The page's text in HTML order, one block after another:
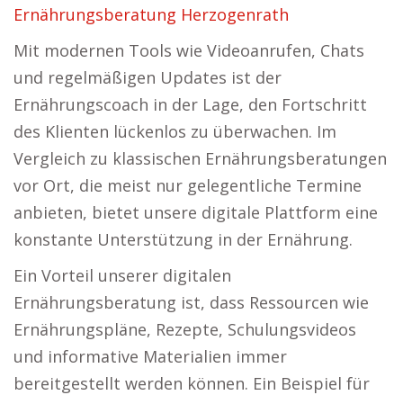
Ernährungsberatung Herzogenrath
Mit modernen Tools wie Videoanrufen, Chats
und regelmäßigen Updates ist der
Ernährungscoach in der Lage, den Fortschritt
des Klienten lückenlos zu überwachen. Im
Vergleich zu klassischen Ernährungsberatungen
vor Ort, die meist nur gelegentliche Termine
anbieten, bietet unsere digitale Plattform eine
konstante Unterstützung in der Ernährung.
Ein Vorteil unserer digitalen
Ernährungsberatung ist, dass Ressourcen wie
Ernährungspläne, Rezepte, Schulungsvideos
und informative Materialien immer
bereitgestellt werden können. Ein Beispiel für